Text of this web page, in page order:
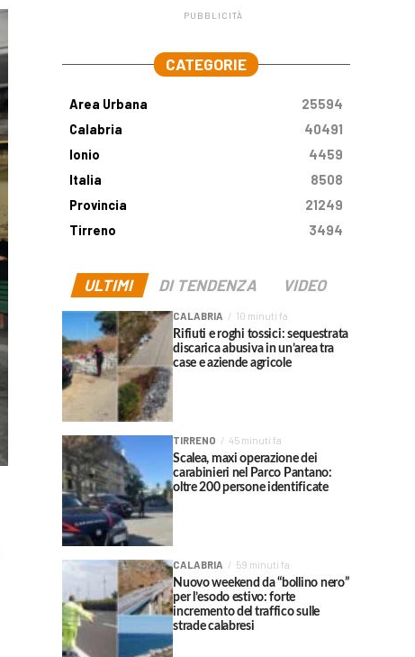
PUBBLICITÀ
CATEGORIE
Area Urbana
25594
Calabria
40491
Ionio
4459
Italia
8508
Provincia
21249
Tirreno
3494
ULTIMI DI TENDENZA VIDEO
CALABRIA 10 minuti fa
Rifiuti e roghi tossici: sequestrata
discarica abusiva in un’area tra
case e aziende agricole
TIRRENO 45 minuti fa
Scalea, maxi operazione dei
carabinieri nel Parco Pantano:
oltre 200 persone identificate
CALABRIA 59 minuti fa
Nuovo weekend da “bollino nero”
per l’esodo estivo: forte
incremento del traffico sulle
strade calabresi